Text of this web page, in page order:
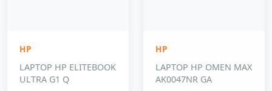
HP
LAPTOP HP ELITEBOOK
ULTRA G1 Q
HP
LAPTOP HP OMEN MAX
AK0047NR GA